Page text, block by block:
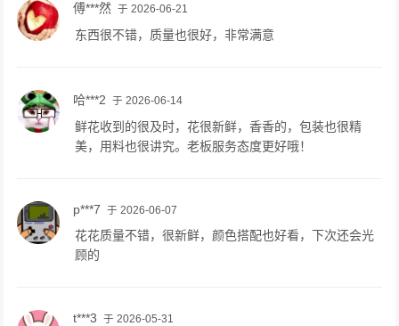
傅***然 于 2026-06-21
东西很不错，质量也很好，非常满意
哈***2 于 2026-06-14
鲜花收到的很及时，花很新鲜，香香的，包装也很精
美，用料也很讲究。老板服务态度更好哦！
p***7 于 2026-06-07
花花质量不错，很新鲜，颜色搭配也好看，下次还会光
顾的
t***3 于 2026-05-31